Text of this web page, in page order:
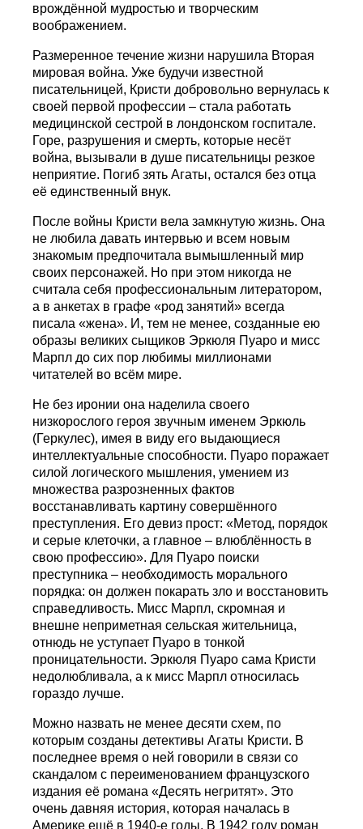
врождённой мудростью и творческим
воображением.
Размеренное течение жизни нарушила Вторая
мировая война. Уже будучи известной
писательницей, Кристи добровольно вернулась к
своей первой профессии – стала работать
медицинской сестрой в лондонском госпитале.
Горе, разрушения и смерть, которые несёт
война, вызывали в душе писательницы резкое
неприятие. Погиб зять Агаты, остался без отца
её единственный внук.
После войны Кристи вела замкнутую жизнь. Она
не любила давать интервью и всем новым
знакомым предпочитала вымышленный мир
своих персонажей. Но при этом никогда не
считала себя профессиональным литератором,
а в анкетах в графе «род занятий» всегда
писала «жена». И, тем не менее, созданные ею
образы великих сыщиков Эркюля Пуаро и мисс
Марпл до сих пор любимы миллионами
читателей во всём мире.
Не без иронии она наделила своего
низкорослого героя звучным именем Эркюль
(Геркулес), имея в виду его выдающиеся
интеллектуальные способности. Пуаро поражает
силой логического мышления, умением из
множества разрозненных фактов
восстанавливать картину совершённого
преступления. Его девиз прост: «Meтод, порядок
и серые клеточки, а главное – влюблённость в
свою профессию». Для Пуаро поиски
преступника – необходимость морального
порядка: он должен покарать зло и восстановить
справедливость. Мисс Марпл, скромная и
внешне неприметная сельская жительница,
отнюдь не уступает Пуаро в тонкой
проницательности. Эркюля Пуаро сама Кристи
недолюбливала, а к мисс Марпл относилась
гораздо лучше.
Можно назвать не менее десяти схем, по
которым созданы детективы Агаты Кристи. В
последнее время о ней говорили в связи со
скандалом с переименованием французского
издания её романа «Десять негритят». Это
очень давняя история, которая началась в
Америке ещё в 1940-е годы. В 1942 году роман